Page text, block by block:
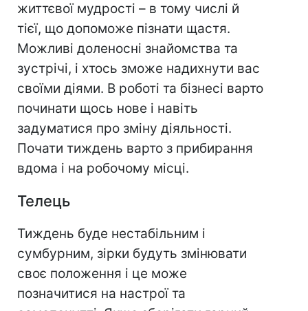
життєвої мудрості – в тому числі й
тієї, що допоможе пізнати щастя.
Можливі доленосні знайомства та
зустрічі, і хтось зможе надихнути вас
своїми діями. В роботі та бізнесі варто
починати щось нове і навіть
задуматися про зміну діяльності.
Почати тиждень варто з прибирання
вдома і на робочому місці.
Телець
Тиждень буде нестабільним і
сумбурним, зірки будуть змінювати
своє положення і це може
позначитися на настрої та